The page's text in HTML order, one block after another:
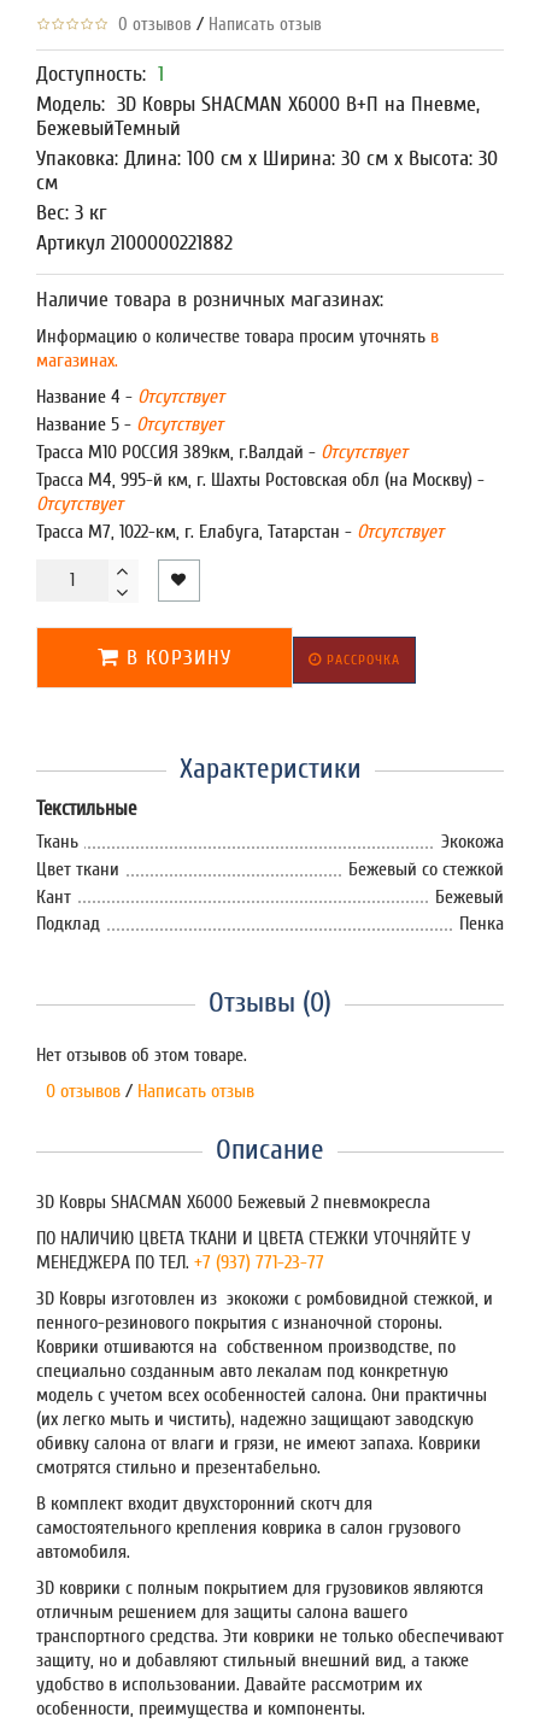
0 отзывов / Написать отзыв
Доступность: 1
Модель: 3D Ковры SHACMAN X6000 В+П на Пневме,
БежевыйТемный
Упаковка: Длина: 100 см x Ширина: 30 см x Высота: 30
см
Вес: 3 кг
Артикул 2100000221882
Наличие товара в розничных магазинах:
Информацию о количестве товара просим уточнять в
магазинах.
Название 4 - Отсутствует
Название 5 - Отсутствует
Трасса М10 РОССИЯ 389км, г.Валдай - Отсутствует
Трасса М4, 995-й км, г. Шахты Ростовская обл (на Москву) -
Отсутствует
Трасса М7, 1022-км, г. Елабуга, Татарстан - Отсутствует
В КОРЗИНУ РАССРОЧКА
Характеристики
Текстильные
Ткань
Экокожа
Цвет ткани
Бежевый со стежкой
Кант
Бежевый
Подклад
Пенка
Отзывы (0)
Нет отзывов об этом товаре.
0 отзывов / Написать отзыв
Описание
3D Ковры SHACMAN X6000 Бежевый 2 пневмокресла
ПО НАЛИЧИЮ ЦВЕТА ТКАНИ И ЦВЕТА СТЕЖКИ УТОЧНЯЙТЕ У
МЕНЕДЖЕРА ПО ТЕЛ. +7 (937) 771-23-77
3D Ковры изготовлен из экокожи с ромбовидной стежкой, и
пенного-резинового покрытия с изнаночной стороны.
Коврики отшиваются на собственном производстве, по
специально созданным авто лекалам под конкретную
модель с учетом всех особенностей салона. Они практичны
(их легко мыть и чистить), надежно защищают заводскую
обивку салона от влаги и грязи, не имеют запаха. Коврики
смотрятся стильно и презентабельно.
В комплект входит двухсторонний скотч для
самостоятельного крепления коврика в салон грузового
автомобиля.
3D коврики с полным покрытием для грузовиков являются
отличным решением для защиты салона вашего
транспортного средства. Эти коврики не только обеспечивают
защиту, но и добавляют стильный внешний вид, а также
удобство в использовании. Давайте рассмотрим их
особенности, преимущества и компоненты.